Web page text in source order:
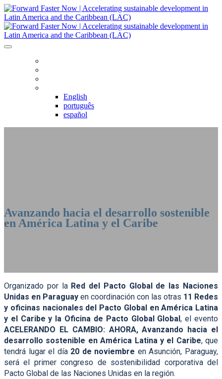
English
português
español
Avanzando hacia el desarrollo sostenible
en América Latina y el Caribe
Organizado por la Red del Pacto Global de las Naciones
Unidas en Paraguay en coordinación con las otras 11 Redes
y oficinas nacionales del Pacto Global en América Latina
y el Caribe y la Oficina de Pacto Global Global, el evento
ACELERANDO EL CAMBIO: AHORA, Avanzando hacia el
desarrollo sostenible en América Latina y el Caribe, que
tendrá lugar el día 20 de noviembre en Asunción, Paraguay,
será el primer congreso de sostenibilidad corporativa del
Pacto Global de las Naciones Unidas en la región.